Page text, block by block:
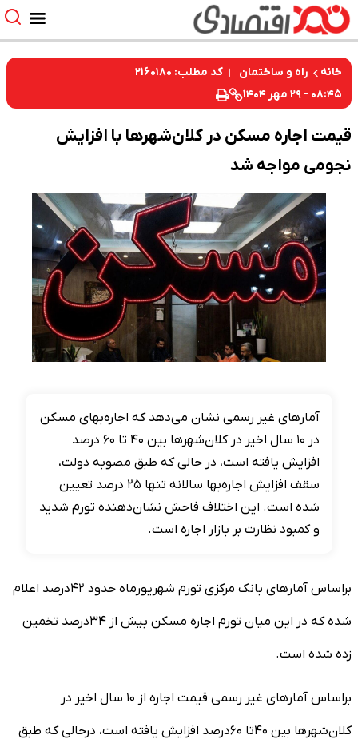
خانه راه و ساختمان
کد مطلب: ۲۱۶۰۱۸۰
۰۸:۴۵ - ۲۹ مهر ۱۴۰۴
قیمت اجاره مسکن در کلان‌شهرها با افزایش
نجومی مواجه شد
آمار‌های غیر رسمی نشان می‌دهد که اجاره‌بهای مسکن
در ۱۰ سال اخیر در کلان‌شهرها بین ۴۰ تا ۶۰ درصد
افزایش یافته است، در حالی که طبق مصوبه دولت،
سقف افزایش اجاره‌بها سالانه تنها ۲۵ درصد تعیین
شده است. این اختلاف فاحش نشان‌دهنده تورم شدید
و کمبود نظارت بر بازار اجاره است.
براساس آمار‌های بانک مرکزی تورم شهریورماه حدود ۴۲درصد اعلام
شده که در این میان تورم اجاره مسکن بیش از ۳۴درصد تخمین
زده شده است.
براساس آمار‌های غیر رسمی قیمت اجاره از ۱۰ سال اخیر در
کلان‌شهر‌ها بین ۴۰تا ۶۰درصد افزایش یافته است، درحالی که طبق